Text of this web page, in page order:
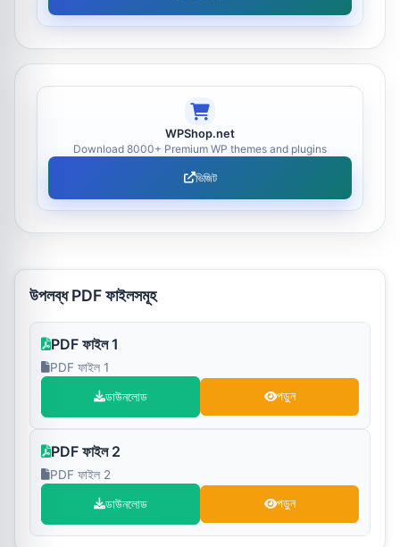
WPShop.net
Download 8000+ Premium WP themes and plugins
ভিজিট
উপলব্ধ PDF ফাইলসমূহ
PDF ফাইল 1
PDF ফাইল 1
ডাউনলোড পড়ুন
PDF ফাইল 2
PDF ফাইল 2
ডাউনলোড পড়ুন